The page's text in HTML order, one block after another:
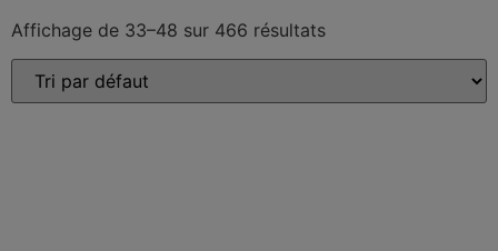
Affichage de 33–48 sur 466 résultats